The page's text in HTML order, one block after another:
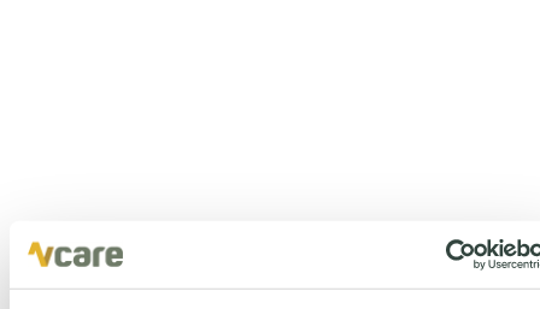
Jij bevindt je in goed